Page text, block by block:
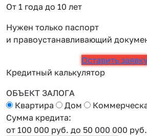
От 1 года до 10 лет
Нужен только паспорт
и правоустанавливающий
Оставить
Кредитный калькулятор
ОБЪЕКТ ЗАЛОГА
Квартира
Дом
Сумма кредита:
от 100 000 руб. до 50 000 000 руб.